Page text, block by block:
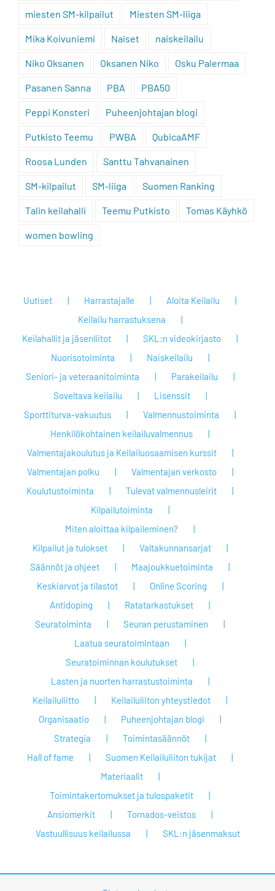
miesten SM-kilpailut Miesten SM-liiga
Mika Koivuniemi Naiset naiskeilailu
Niko Oksanen Oksanen Niko Osku Palermaa
Pasanen Sanna PBA PBA50
Peppi Konsteri Puheenjohtajan blogi
Putkisto Teemu PWBA QubicaAMF
Roosa Lunden Santtu Tahvanainen
SM-kilpailut SM-liiga Suomen Ranking
Talin keilahalli Teemu Putkisto Tomas Käyhkö
women bowling
Uutiset Harrastajalle
Aloita Keilailu
Keilailu harrastuksena
Keilahallit ja jäsenliitot
SKL:n videokirjasto
Nuorisotoiminta
Naiskeilailu
Seniori- ja veteraanitoiminta
Parakeilailu
Soveltava keilailu
Lisenssit
Sporttiturva-vakuutus
Valmennustoiminta
Henkilökohtainen keilailuvalmennus
Valmentajakoulutus ja Keilailuosaamisen kurssit
Valmentajan polku
Valmentajan verkosto
Koulutustoiminta
Tulevat valmennusleirit
Kilpailutoiminta
Miten aloittaa kilpaileminen?
Kilpailut ja tulokset
Valtakunnansarjat
Säännöt ja ohjeet
Maajoukkuetoiminta
Keskiarvot ja tilastot
Online Scoring
Antidoping
Ratatarkastukset
Seuratoiminta
Seuran perustaminen
Laatua seuratoimintaan
Seuratoiminnan koulutukset
Lasten ja nuorten harrastustoiminta
Keilailuliitto
Keilailuliiton yhteystiedot
Organisaatio
Puheenjohtajan blogi
Strategia
Toimintasäännöt
Hall of fame
Suomen Keilailuliiton tukijat
Materiaalit
Toimintakertomukset ja tulospaketit
Ansiomerkit
Tornados-veistos
Vastuullisuus keilailussa
SKL:n jäsenmaksut